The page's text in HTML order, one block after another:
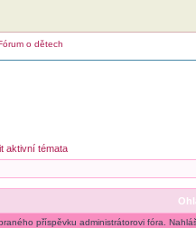
aktivní témata
příspěvku administrátorovi fóra.